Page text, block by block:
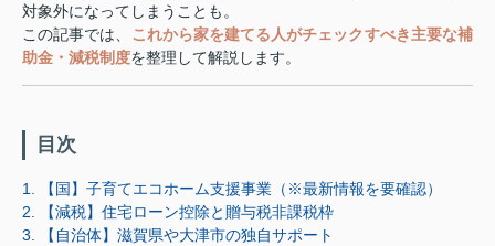
対象外になってしまうことも。
この記事では、 これから家を建てる人がチェックすべき主要な補
助金・減税制度を整理して解説します。
目次
1. 【国】子育てエコホーム支援事業（※最新情報を要確認）
2. 【減税】住宅ローン控除と贈与税非課税枠
3. 【自治体】滋賀県や大津市の独自サポート